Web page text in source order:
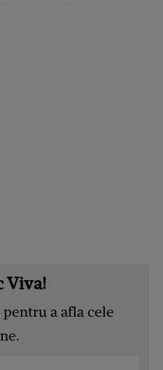
Viva!
pentru a afla cele